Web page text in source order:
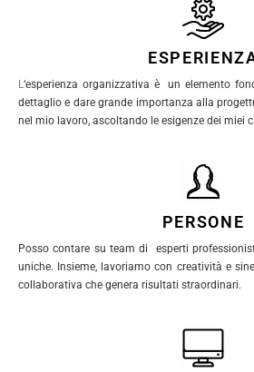
L‘esperienza organizzativa è un elemento
dettaglio e dare grande importanza alla
nel mio lavoro, ascoltando le esigenze dei miei
PERSONE
Posso contare su team di esperti
uniche. Insieme, lavoriamo con creatività e
collaborativa che genera risultati straordinari.